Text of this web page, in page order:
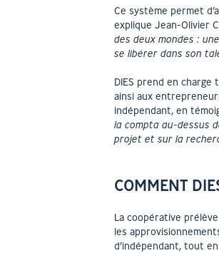
Ce système permet
explique Jean-Olivier
des deux mondes :
se libérer dans son
DIES prend en
ainsi aux
indépendant, en
la compta au-dessus
projet et sur la
COMMENT
La coopérative
les
d’indépendant, tout